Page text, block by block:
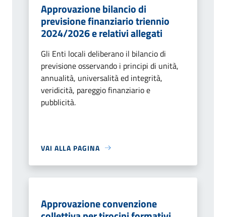
Approvazione bilancio di
previsione finanziario triennio
2024/2026 e relativi allegati
Gli Enti locali deliberano il bilancio di
previsione osservando i principi di unità,
annualità, universalità ed integrità,
veridicità, pareggio finanziario e
pubblicità.
VAI ALLA PAGINA
Approvazione convenzione